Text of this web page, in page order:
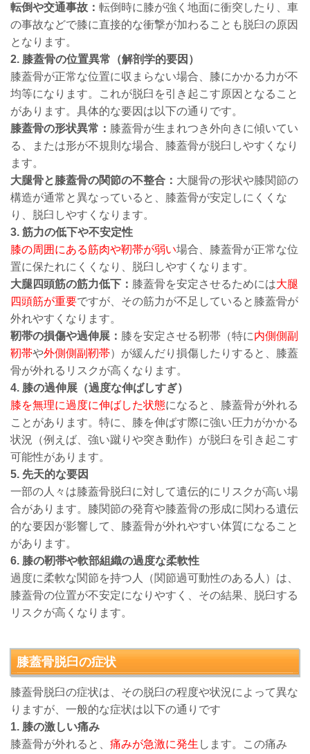
転倒や交通事故： 転倒時に膝が強く地面に衝突したり、車
の事故などで膝に直接的な衝撃が加わることも脱臼の原因
となります。
2. 膝蓋骨の位置異常（解剖学的要因）
膝蓋骨が正常な位置に収まらない場合、膝にかかる力が不
均等になります。これが脱臼を引き起こす原因となること
があります。具体的な要因は以下の通りです。
膝蓋骨の形状異常： 膝蓋骨が生まれつき外向きに傾いてい
る、または形が不規則な場合、膝蓋骨が脱臼しやすくなり
ます。
大腿骨と膝蓋骨の関節の不整合： 大腿骨の形状や膝関節の
構造が通常と異なっていると、膝蓋骨が安定しにくくな
り、脱臼しやすくなります。
3. 筋力の低下や不安定性
膝の周囲にある筋肉や靭帯が弱い場合、膝蓋骨が正常な位
置に保たれにくくなり、脱臼しやすくなります。
大腿四頭筋の筋力低下： 膝蓋骨を安定させるためには大腿
四頭筋が重要ですが、その筋力が不足していると膝蓋骨が
外れやすくなります。
靭帯の損傷や過伸展： 膝を安定させる靭帯（特に内側側副
靭帯や外側側副靭帯）が緩んだり損傷したりすると、膝蓋
骨が外れるリスクが高くなります。
4. 膝の過伸展（過度な伸ばしすぎ）
膝を無理に過度に伸ばした状態になると、膝蓋骨が外れる
ことがあります。特に、膝を伸ばす際に強い圧力がかかる
状況（例えば、強い蹴りや突き動作）が脱臼を引き起こす
可能性があります。
5. 先天的な要因
一部の人々は膝蓋骨脱臼に対して遺伝的にリスクが高い場
合があります。膝関節の発育や膝蓋骨の形成に関わる遺伝
的な要因が影響して、膝蓋骨が外れやすい体質になること
があります。
6. 膝の靭帯や軟部組織の過度な柔軟性
過度に柔軟な関節を持つ人（関節過可動性のある人）は、
膝蓋骨の位置が不安定になりやすく、その結果、脱臼する
リスクが高くなります。
膝蓋骨脱臼 の症状
膝蓋骨脱臼の症状は、その脱臼の程度や状況によって異な
りますが、一般的な症状は以下の通りです
1. 膝の激しい痛み
膝蓋骨が外れると、 痛みが急激に発生 します。この痛み